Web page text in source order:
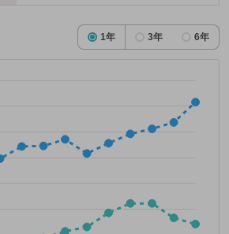
1年 3年 6年